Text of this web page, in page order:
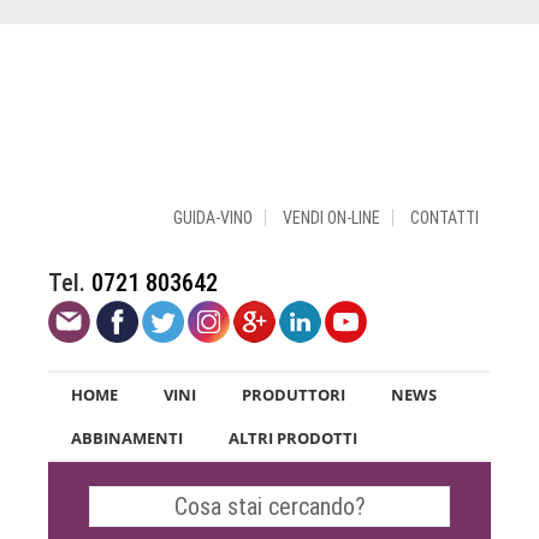
GUIDA-VINO VENDI ON-LINE CONTATTI
Tel. 0721 803642
HOME VINI PRODUTTORI
NEWS
ABBINAMENTI
ALTRI PRODOTTI